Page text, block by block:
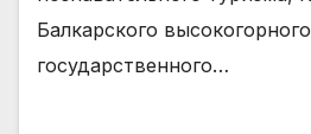
Балкарского высокогорного
государственного…